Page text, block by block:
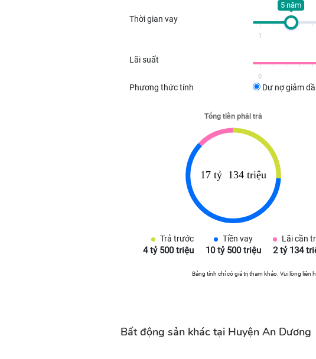
Thời gian vay
5 năm
1
Lãi suất
0
Phương thức tính Dư nợ giảm
Trả trước
4 tỷ 500 triệu
Tiền vay
10 tỷ 500 triệu
Lãi cần
2 tỷ 134
Bảng tính chỉ có giá trị tham khảo. Vui lòng liên
Bất động sản khác tại Huyện An Dương